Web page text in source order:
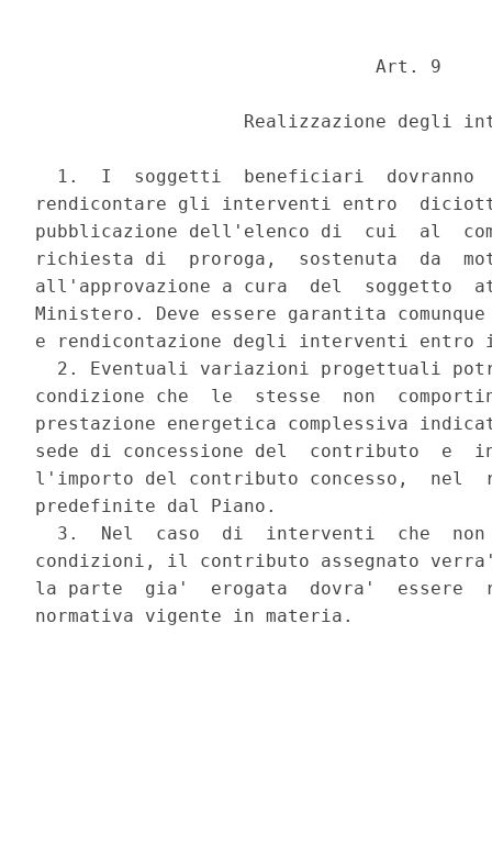
                               Art. 9
Realizzazione degli
1.  I  soggetti  beneficiari  dovranno
rendicontare gli interventi entro
pubblicazione dell'elenco di  cui  al
richiesta di  proroga,  sostenuta  da
all'approvazione a cura  del  soggetto
Ministero. Deve essere garantita
e rendicontazione degli interventi entro
2. Eventuali variazioni progettuali
condizione che  le  stesse  non
prestazione energetica complessiva
sede di concessione del  contributo  e
l'importo del contributo concesso,  nel
predefinite dal Piano.
3.  Nel  caso  di  interventi  che
condizioni, il contributo assegnato
la parte  gia'  erogata  dovra'